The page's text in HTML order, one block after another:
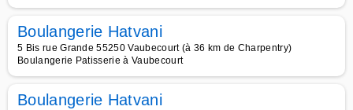
Boulangerie Hatvani
5 Bis rue Grande 55250 Vaubecourt (à 36 km de Charpentry)
Boulangerie Patisserie à Vaubecourt
Boulangerie Hatvani